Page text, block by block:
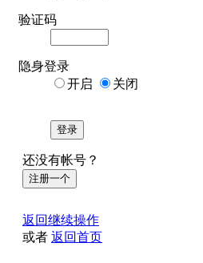
验证码
隐身登录
开启
关闭
登录
还没有帐号？
注册一个
返回继续操作
或者 返回首页